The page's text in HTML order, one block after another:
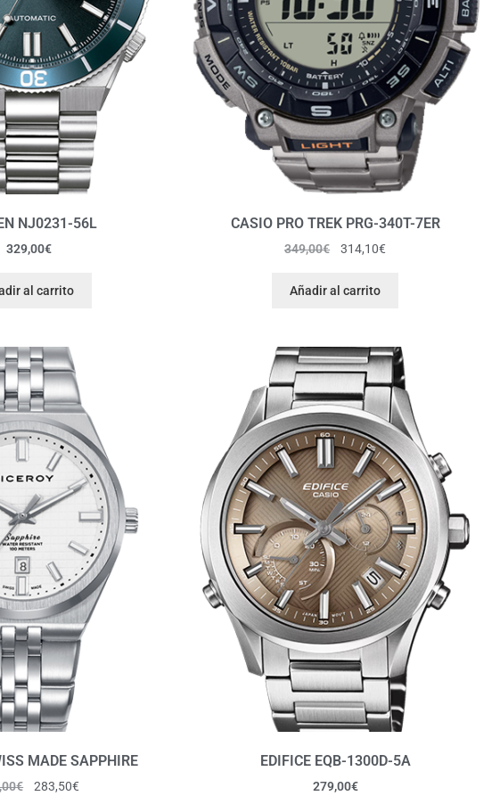
NJ0231-56L
329,00€
al carrito
CASIO PRO TREK PRG-340T-7ER
349,00€ 314,10€
Añadir al carrito
MADE SAPPHIRE
€ 283,50€
EDIFICE EQB-1300D-5A
279,00€